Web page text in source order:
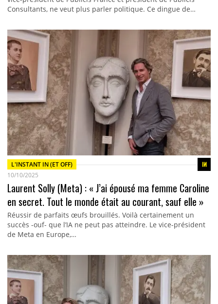
Consultants, ne veut plus parler politique. Ce dingue de…
L'INSTANT IN (ET OFF)
10/10/2025
Laurent Solly (Meta) : « J’ai épousé ma femme Caroline
en secret. Tout le monde était au courant, sauf elle »
Réussir de parfaits œufs brouillés. Voilà certainement un
succès -ouf- que l’IA ne peut pas atteindre. Le vice-président
de Meta en Europe,…